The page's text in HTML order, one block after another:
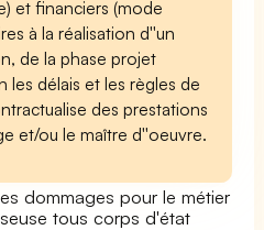
et financiers (mode
à la réalisation d''un
de la phase projet
les délais et les règles de
des prestations
et/ou le maître d''oeuvre.
dommages pour le métier
tous corps d'état